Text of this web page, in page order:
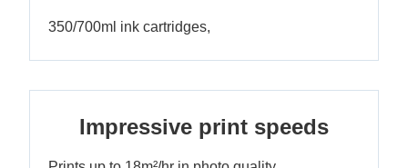
350/700ml ink cartridges,
Impressive print speeds